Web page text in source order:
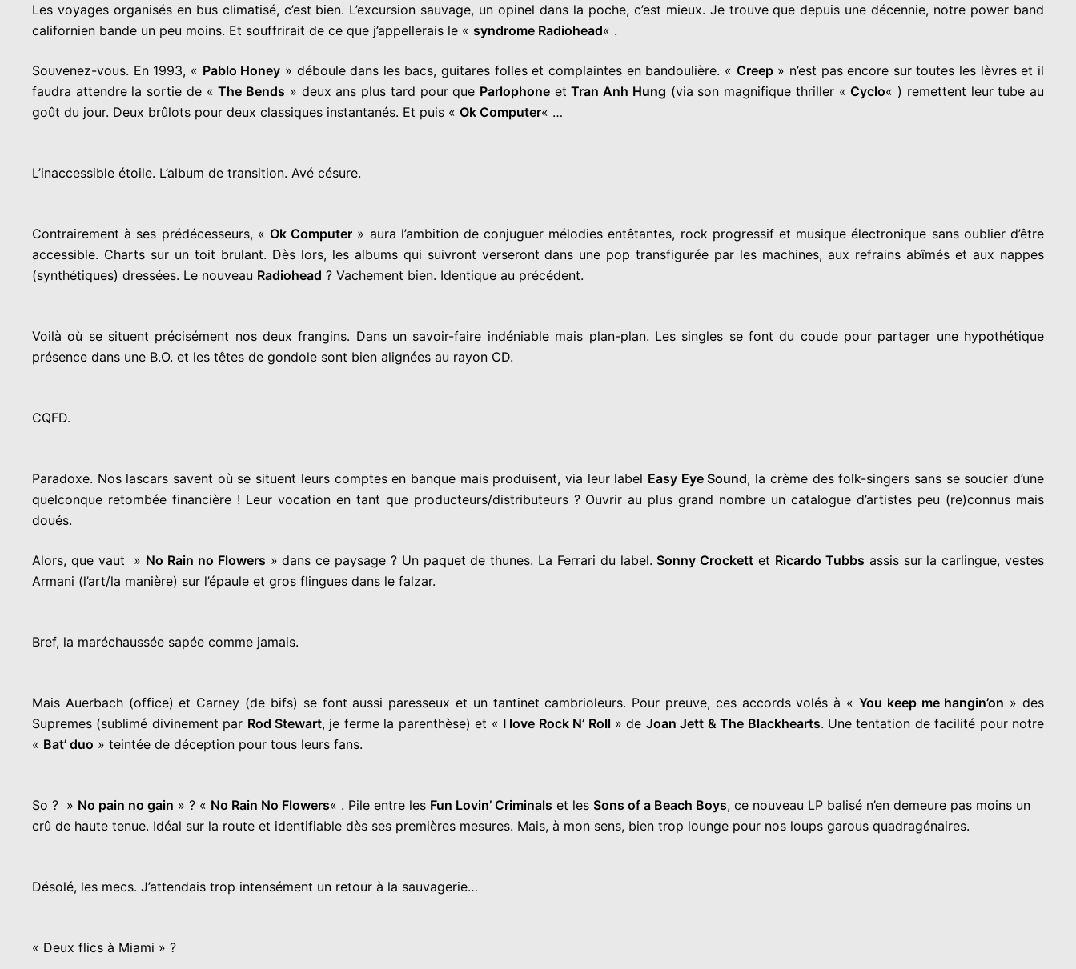
Les voyages organisés en bus climatisé, c’est bien. L’excursion sauvage, un opinel dans la poche, c’est mieux. Je trouve que depuis une décennie, notre power band
californien bande un peu moins. Et souffrirait de ce que j’appellerais le « syndrome Radiohead« .
Souvenez-vous. En 1993, « Pablo Honey » déboule dans les bacs, guitares folles et complaintes en bandoulière. « Creep» n’est pas encore sur toutes les lèvres et il
faudra attendre la sortie de «The Bends » deux ans plus tard pour que Parlophone etTran Anh Hung (via son magnifique thriller «Cyclo« ) remettent leur tube au
goût du jour. Deux brûlots pour deux classiques instantanés. Et puis « Ok Computer« …
L’inaccessible étoile. L’album de transition. Avé césure.
Contrairement à ses prédécesseurs, « Ok Computer » aura l’ambition de conjuguer mélodies entêtantes, rock progressif et musique électronique sans oublier d’être
accessible. Charts sur un toit brulant. Dès lors, les albums qui suivront verseront dans une pop transfigurée par les machines, aux refrains abîmés et aux nappes
(synthétiques) dressées. Le nouveau Radiohead ? Vachement bien. Identique au précédent.
Voilà où se situent précisément nos deux frangins. Dans un savoir-faire indéniable mais plan-plan. Les singles se font du coude pour partager une hypothétique
présence dans une B.O. et les têtes de gondole sont bien alignées au rayon CD.
CQFD.
Paradoxe. Nos lascars savent où se situent leurs comptes en banque mais produisent, via leur label Easy Eye Sound, la crème des folk-singers sans se soucier d’une
quelconque retombée financière ! Leur vocation en tant que producteurs/distributeurs ? Ouvrir au plus grand nombre un catalogue d’artistes peu (re)connus mais
doués.
Alors, que vaut » No Rain no Flowers » dans ce paysage ? Un paquet de thunes. La Ferrari du label. Sonny Crockett et Ricardo Tubbs assis sur la carlingue, vestes
Armani (l’art/la manière) sur l’épaule et gros flingues dans le falzar.
Bref, la maréchaussée sapée comme jamais.
Mais Auerbach (office) et Carney (de bifs) se font aussi paresseux et un tantinet cambrioleurs. Pour preuve, ces accords volés à « You keep me hangin’on » des
Supremes (sublimé divinement par Rod Stewart, je ferme la parenthèse) et « I love Rock N’ Roll» de Joan Jett & The Blackhearts. Une tentation de facilité pour notre
« Bat’ duo » teintée de déception pour tous leurs fans.
So ? » No pain no gain » ? « No Rain No Flowers« . Pile entre les Fun Lovin’ Criminals et les Sons of a Beach Boys, ce nouveau LP balisé n’en demeure pas moins un
crû de haute tenue. Idéal sur la route et identifiable dès ses premières mesures. Mais, à mon sens, bien trop lounge pour nos loups garous quadragénaires.
Désolé, les mecs. J’attendais trop intensément un retour à la sauvagerie…
« Deux flics à Miami » ?